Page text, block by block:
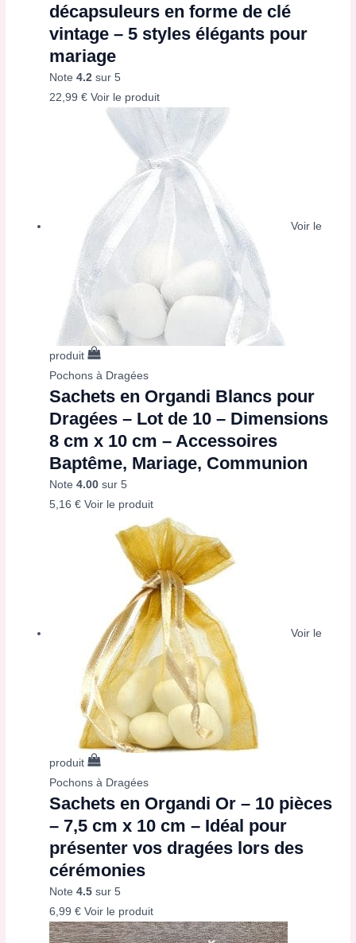
décapsuleurs en forme de clé
vintage – 5 styles élégants pour
mariage
Note4.2 sur 5
22,99€ Voir le produit
Voir le
produit
Pochons à Dragées
Sachets en Organdi Blancs pour
Dragées – Lot de 10 – Dimensions
8 cm x 10 cm – Accessoires
Baptême, Mariage, Communion
Note4.00 sur 5
5,16€ Voir le produit
Voir le
produit
Pochons à Dragées
Sachets en Organdi Or – 10 pièces
– 7,5 cm x 10 cm – Idéal pour
présenter vos dragées lors des
cérémonies
Note4.5 sur 5
6,99€ Voir le produit